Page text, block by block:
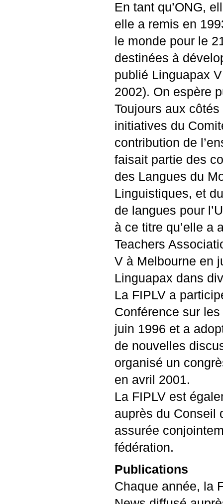
En tant qu’ONG,
elle a remis en
le monde pour le
destinées à
publié Linguapax
2002). On espère
Toujours aux côtés
initiatives du
contribution de
faisait partie des
des Langues du
Linguistiques, et
de langues pour l’
à ce titre qu’elle a
Teachers
V à Melbourne en
Linguapax dans
La FIPLV a
Conférence sur
juin 1996 et a
de nouvelles
organisé un
en avril 2001.
La FIPLV est
auprès du Conseil
assurée
fédération.
Publications
Chaque année, la